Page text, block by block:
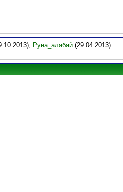
Руна_алабай (29.04.2013)